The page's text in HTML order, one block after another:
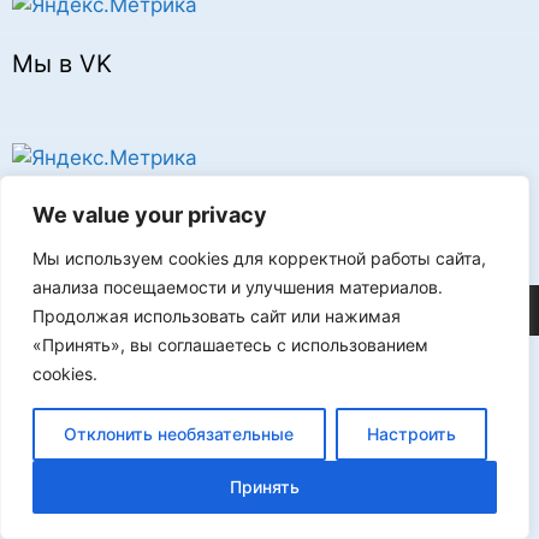
We value your privacy
Мы используем cookies для корректной работы сайта,
анализа посещаемости и улучшения материалов.
Продолжая использовать сайт или нажимая
«Принять», вы соглашаетесь с использованием
cookies.
Отклонить необязательные Настроить
Принять
Мы в VK
Реклама
©2026 FLProg